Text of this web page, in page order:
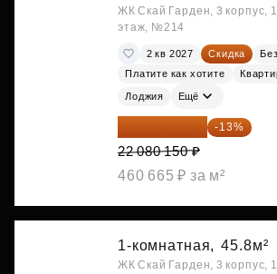
ЖК Скай Гарден, 3 корпус,
этаж, №214
2 кв 2027 Скидка
Платите как хотите
Лоджия Ещё
19 209 731 ₽ -13%
22 080 150 ₽
460 665 ₽ за м²
1-комнатная, 45.8м²
ЖК Скай Гарден, 3 корпус,